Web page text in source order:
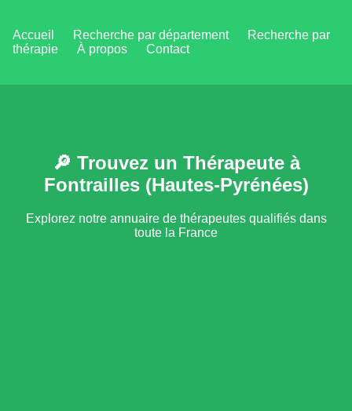
Accueil Recherche par département
Recherche par
thérapie
À propos Contact
🔎 Trouvez un Thérapeute à
Fontrailles (Hautes-Pyrénées)
Explorez notre annuaire de thérapeutes qualifiés dans
toute la France